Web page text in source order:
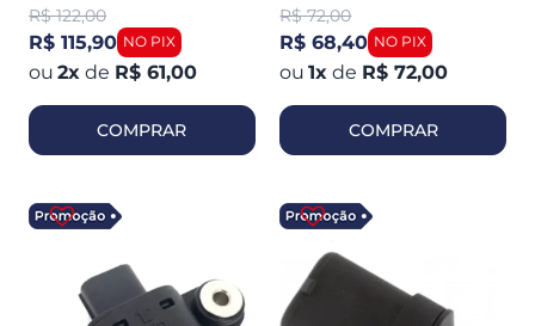
Twister 250 2015-20 /
XRE 190 (magnetron
R$ 122,00
R$ 115,90
2x de R$ 61,00
COMPRAR
(magnetron
90224000)
R$ 72,00
R$ 68,40
1x de R$ 72,00
COMPRAR